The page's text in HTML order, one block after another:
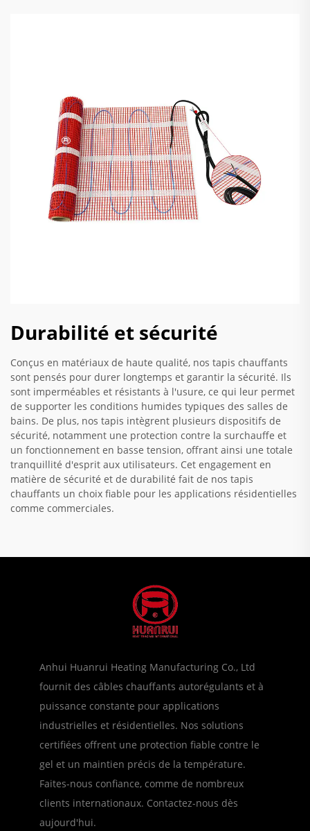
Durabilité et sécurité
Conçus en matériaux de haute qualité, nos tapis chauffants
sont pensés pour durer longtemps et garantir la sécurité. Ils
sont imperméables et résistants à l'usure, ce qui leur permet
de supporter les conditions humides typiques des salles de
bains. De plus, nos tapis intègrent plusieurs dispositifs de
sécurité, notamment une protection contre la surchauffe et
un fonctionnement en basse tension, offrant ainsi une totale
tranquillité d'esprit aux utilisateurs. Cet engagement en
matière de sécurité et de durabilité fait de nos tapis
chauffants un choix fiable pour les applications résidentielles
comme commerciales.
Anhui Huanrui Heating Manufacturing Co., Ltd
fournit des câbles chauffants autorégulants et à
puissance constante pour applications
industrielles et résidentielles. Nos solutions
certifiées offrent une protection fiable contre le
gel et un maintien précis de la température.
Faites-nous confiance, comme de nombreux
clients internationaux. Contactez-nous dès
aujourd'hui.